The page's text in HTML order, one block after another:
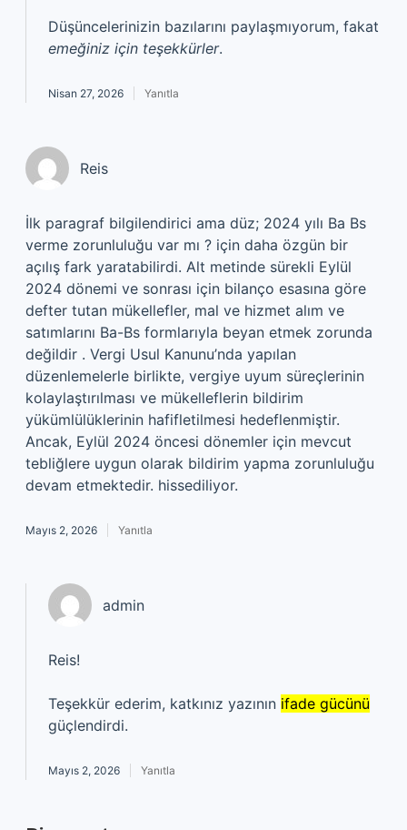
Düşüncelerinizin bazılarını paylaşmıyorum, fakat
emeğiniz için teşekkürler.
Nisan 27, 2026 Yanıtla
Reis
İlk paragraf bilgilendirici ama düz; 2024 yılı Ba Bs
verme zorunluluğu var mı ? için daha özgün bir
açılış fark yaratabilirdi. Alt metinde sürekli Eylül
2024 dönemi ve sonrası için bilanço esasına göre
defter tutan mükellefler, mal ve hizmet alım ve
satımlarını Ba-Bs formlarıyla beyan etmek zorunda
değildir . Vergi Usul Kanunu’nda yapılan
düzenlemelerle birlikte, vergiye uyum süreçlerinin
kolaylaştırılması ve mükelleflerin bildirim
yükümlülüklerinin hafifletilmesi hedeflenmiştir.
Ancak, Eylül 2024 öncesi dönemler için mevcut
tebliğlere uygun olarak bildirim yapma zorunluluğu
devam etmektedir. hissediliyor.
Mayıs 2, 2026 Yanıtla
admin
Reis!
Teşekkür ederim, katkınız yazının ifade gücünü
güçlendirdi.
Mayıs 2, 2026 Yanıtla